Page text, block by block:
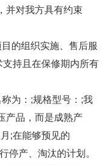
并对我方具有约束
的组织实施、售后服
持且在保修期内所有
为：;规格型号：;我
产品，而是成熟产
;在能够预见的
停产、淘汰的计划。